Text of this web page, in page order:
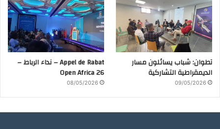
تطوان: شباب يسائلون مسار
الديمقراطية التشاركية
09/05/2026
Appel de Rabat – نداء الرباط –
Open Africa 26
08/05/2026